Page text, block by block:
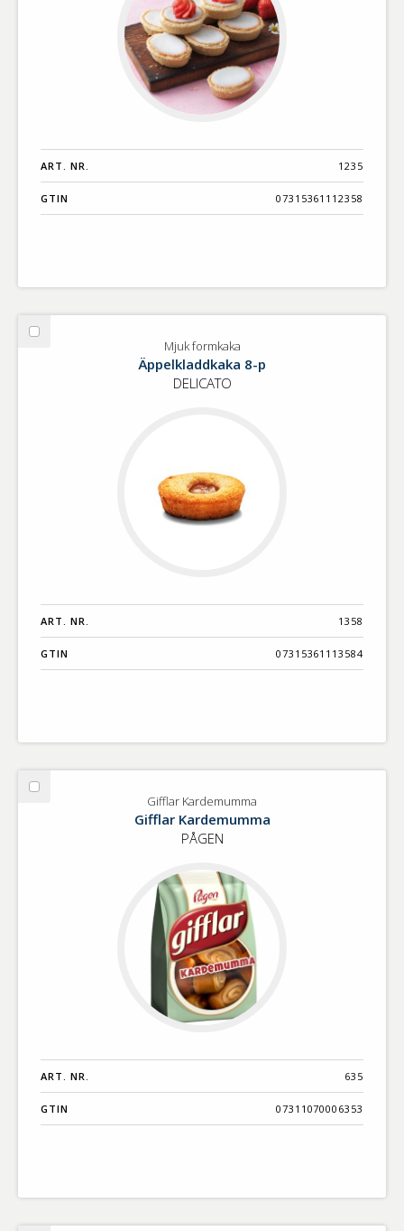
ART. NR. 1235
GTIN 07315361112358
Välj
Mjuk formkaka
Äppelkladdkaka 8-p
DELICATO
ART. NR. 1358
GTIN 07315361113584
Välj
Gifflar Kardemumma
Gifflar Kardemumma
PÅGEN
ART. NR. 635
GTIN 07311070006353